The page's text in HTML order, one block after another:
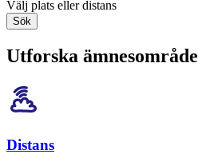
Välj plats eller distans
Sök
Utforska ämnesområde
Distans